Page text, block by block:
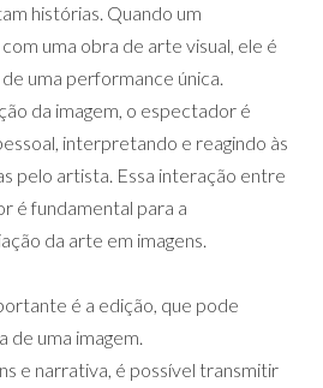
histórias. Quando um
uma obra de arte visual, ele é
uma performance única.
da imagem, o espectador é
interpretando e reagindo às
pelo artista. Essa interação entre
é fundamental para a
da arte em imagens.
é a edição, que pode
de uma imagem.
e narrativa, é possível transmitir